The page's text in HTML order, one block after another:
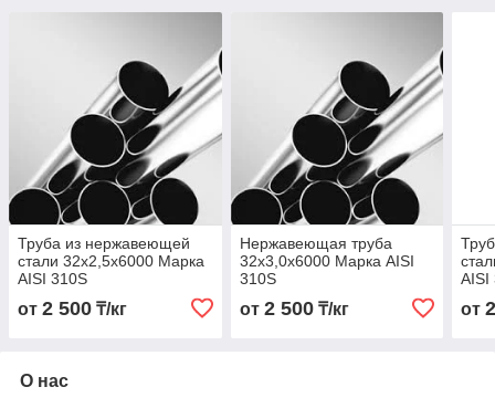
Труба из нержавеющей
стали 32х2,5х6000 Марка
AISI 310S
от 2 500 ₸/кг
Нержавеющая труба
32х3,0х6000 Марка AISI
310S
от 2 500₸/кг
AISI
от
О нас